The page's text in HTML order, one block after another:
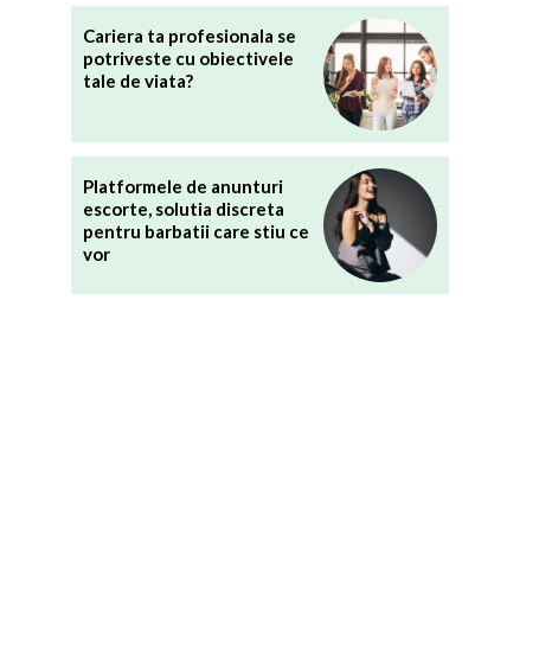
Cariera ta profesionala se
potriveste cu obiectivele
tale de viata?
Platformele de anunturi
escorte, solutia discreta
pentru barbatii care stiu ce
vor